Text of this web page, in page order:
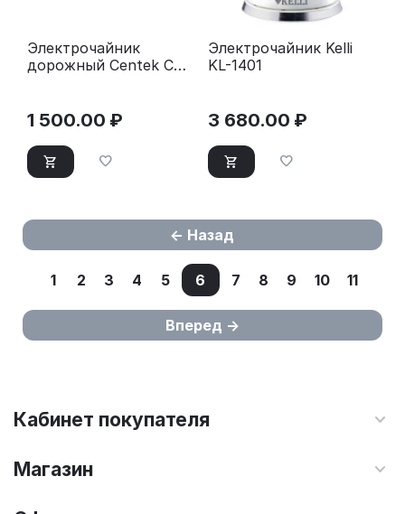
Электрочайник
дорожный Centek CT-
1 500.00 ₽
Электрочайник Kelli
KL-1401
3 680.00 ₽
Назад
1 2 3 4 5 6 7 8 9 10 11
Вперед
Кабинет покупателя
Магазин